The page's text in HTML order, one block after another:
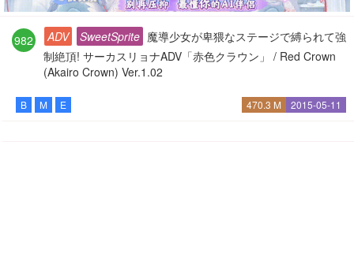
982 ADV SweetSprite 魔導少女が卑猥なステージで縛られて強
制絶頂! サーカスリョナADV「赤色クラウン」 / Red Crown
(Akairo Crown) Ver.1.02
B M E 470.3 M 2015-05-11